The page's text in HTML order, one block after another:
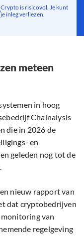
Crypto is risicovol. Je kunt
je inleg verliezen.
meteen
in hoog
Chainalysis
die in 2026 de
en
geleden nog tot de
nieuw rapport van
dat cryptobedrijven
van
regelgeving